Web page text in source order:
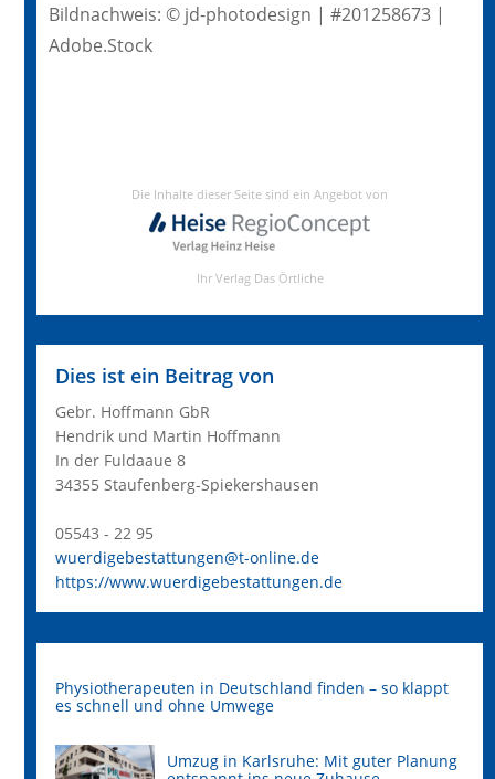
Bildnachweis: © jd-photodesign | #201258673 |
Adobe.Stock
Dies ist ein Beitrag von
Gebr. Hoffmann GbR
Hendrik und Martin Hoffmann
In der Fuldaaue 8
34355 Staufenberg-Spiekershausen
05543 - 22 95
wuerdigebestattungen@t-online.de
https://www.wuerdigebestattungen.de
Physiotherapeuten in Deutschland finden – so klappt
es schnell und ohne Umwege
Umzug in Karlsruhe: Mit guter Planung